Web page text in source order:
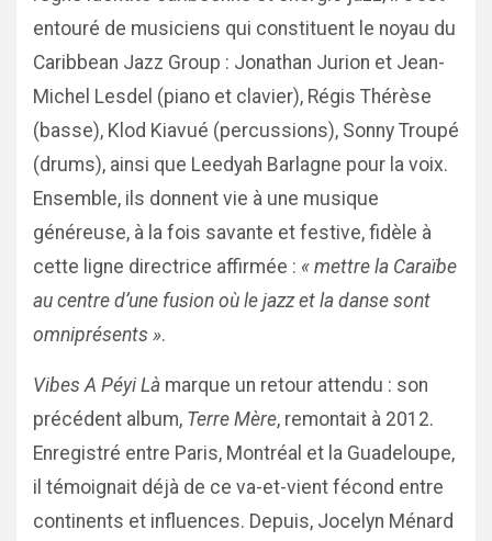
entouré de musiciens qui constituent le noyau du
Caribbean Jazz Group : Jonathan Jurion et Jean-
Michel Lesdel (piano et clavier), Régis Thérèse
(basse), Klod Kiavué (percussions), Sonny Troupé
(drums), ainsi que Leedyah Barlagne pour la voix.
Ensemble, ils donnent vie à une musique
généreuse, à la fois savante et festive, fidèle à
cette ligne directrice affirmée : « mettre la Caraïbe
au centre d’une fusion où le jazz et la danse sont
omniprésents ».
Vibes A Péyi Là marque un retour attendu : son
précédent album, Terre Mère, remontait à 2012.
Enregistré entre Paris, Montréal et la Guadeloupe,
il témoignait déjà de ce va-et-vient fécond entre
continents et influences. Depuis, Jocelyn Ménard